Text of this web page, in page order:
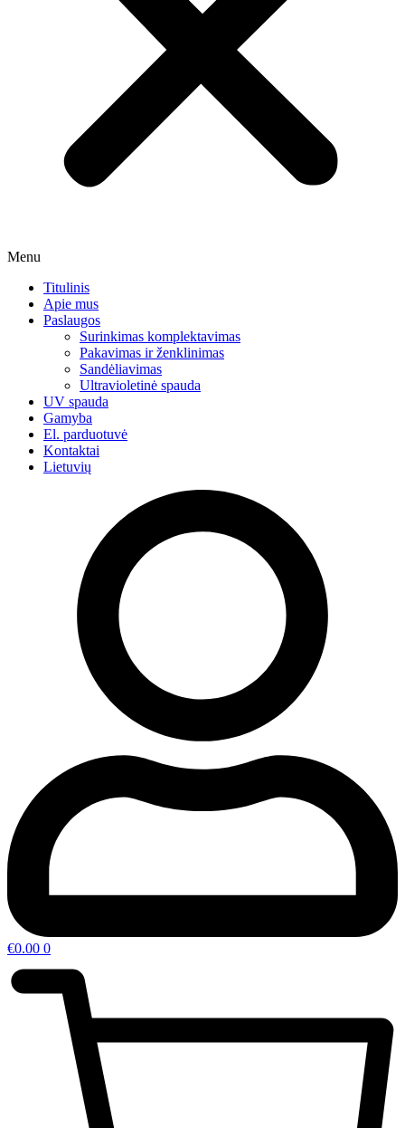
Menu
Titulinis
Apie mus
Paslaugos
Surinkimas komplektavimas
Pakavimas ir ženklinimas
Sandėliavimas
Ultravioletinė spauda
UV spauda
Gamyba
El. parduotuvė
Kontaktai
Lietuvių
€0.00 0